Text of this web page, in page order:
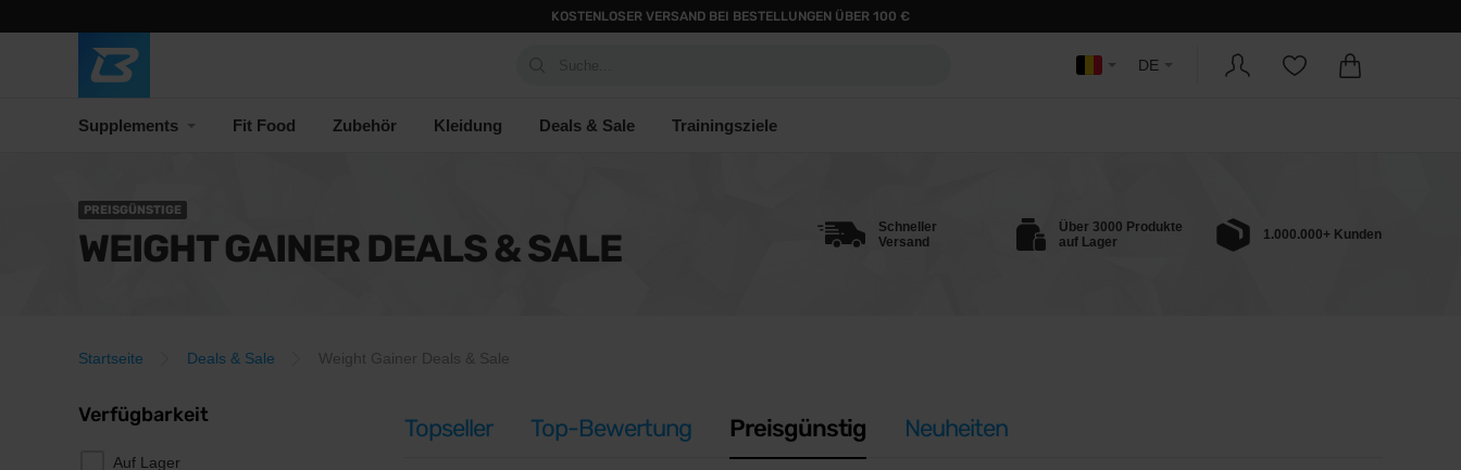
KOSTENLOSER VERSAND BEI BESTELLUNGEN ÜBER 100 €
DE
Supplements Fit Food Zubehör Kleidung Deals & Sale Trainingsziele
PREISGÜNSTIGE
WEIGHT GAINER DEALS & SALE
Schneller
Versand
Über 3000 Produkte
auf Lager
1.000.000+ Kunden
Startseite Deals & Sale Weight Gainer Deals & Sale
Verfügbarkeit
Auf Lager
Topseller Top-Bewertung Preisgünstig Neuheiten